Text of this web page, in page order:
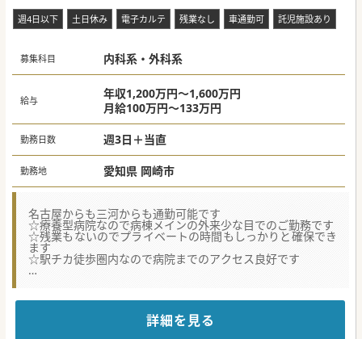
週4日以下 土日休み 電子カルテ 残業なし 車通勤可 託児施設あり
募集科目 内科系・外科系
給与
年収1,200万円～1,600万円
月給100万円～133万円
勤務日数 週3日＋当直
勤務地 愛知県 岡崎市
名古屋からも三河からも通勤可能です
☆療養型病院なので病棟メインの外来少な目でのご勤務です
☆残業もないのでプライベートの時間もしっかりと確保でき
ます
☆駅チカ徒歩圏内なので病院までのアクセス良好です
なんと週3日＋当直1回で常勤待遇となります。
空いた曜日に外勤も可能です。
自分の時間をしっかりと確保したい医師におすすめです。
詳細を見る